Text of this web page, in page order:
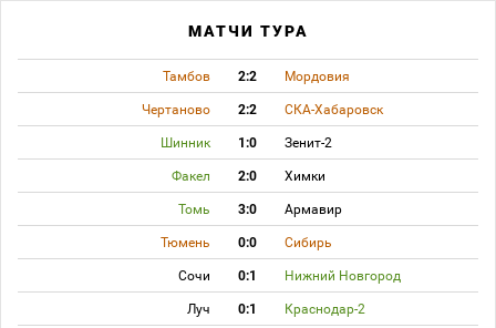
МАТЧИ ТУРА
Тамбов 2:2 Мордовия
Чертаново 2:2 СКА-Хабаровск
Шинник 1:0 Зенит-2
Факел 2:0 Химки
Томь 3:0 Армавир
Тюмень 0:0 Сибирь
Сочи 0:1 Нижний Новгород
Луч 0:1 Краснодар-2